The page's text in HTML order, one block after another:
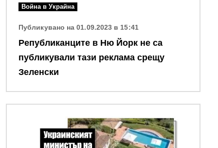
Война в Украйна
Публикувано на 01.09.2023 в 15:41
Републиканците в Ню Йорк не са
публикували тази реклама срещу
Зеленски